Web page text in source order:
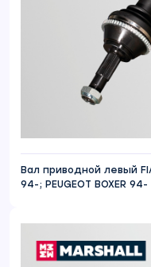
Вал приводной левый
94-; PEUGEOT BOXER 94-